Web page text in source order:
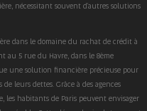
nécessitant souvent d'autres solutions
dans le domaine du rachat de crédit à
au 5 rue du Havre, dans le 8ème
une solution financière précieuse pour
leurs dettes. Grâce à des agences
les habitants de Paris peuvent envisager